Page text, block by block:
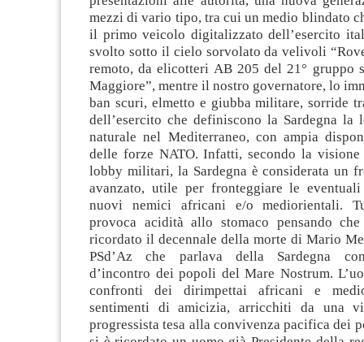
mezzi di vario tipo, tra cui un medio blindato
il primo veicolo digitalizzato dell’esercito
svolto sotto il cielo sorvolato da velivoli
remoto, da elicotteri AB 205 del 21° gruppo
Maggiore”, mentre il nostro governatore, lo
ban scuri, elmetto e giubba militare, sorride
dell’esercito che definiscono la Sardegna la
naturale nel Mediterraneo, con ampia
delle forze NATO. Infatti, secondo la visione
lobby militari, la Sardegna è considerata un
avanzato, utile per fronteggiare le
nuovi nemici africani e/o mediorientali.
provoca acidità allo stomaco pensando
ricordato il decennale della morte di Mario
PSd’Az che parlava della Sardegna
d’incontro dei popoli del Mare Nostrum.
confronti dei dirimpettai africani e
sentimenti di amicizia, arricchiti da una
progressista tesa alla convivenza pacifica dei